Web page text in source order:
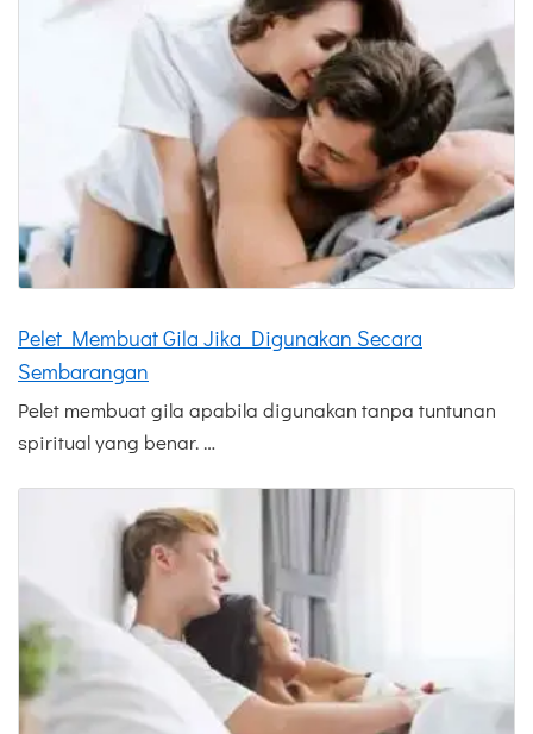
Pelet Membuat Gila Jika Digunakan Secara
Sembarangan
Pelet membuat gila apabila digunakan tanpa tuntunan
spiritual yang benar. …